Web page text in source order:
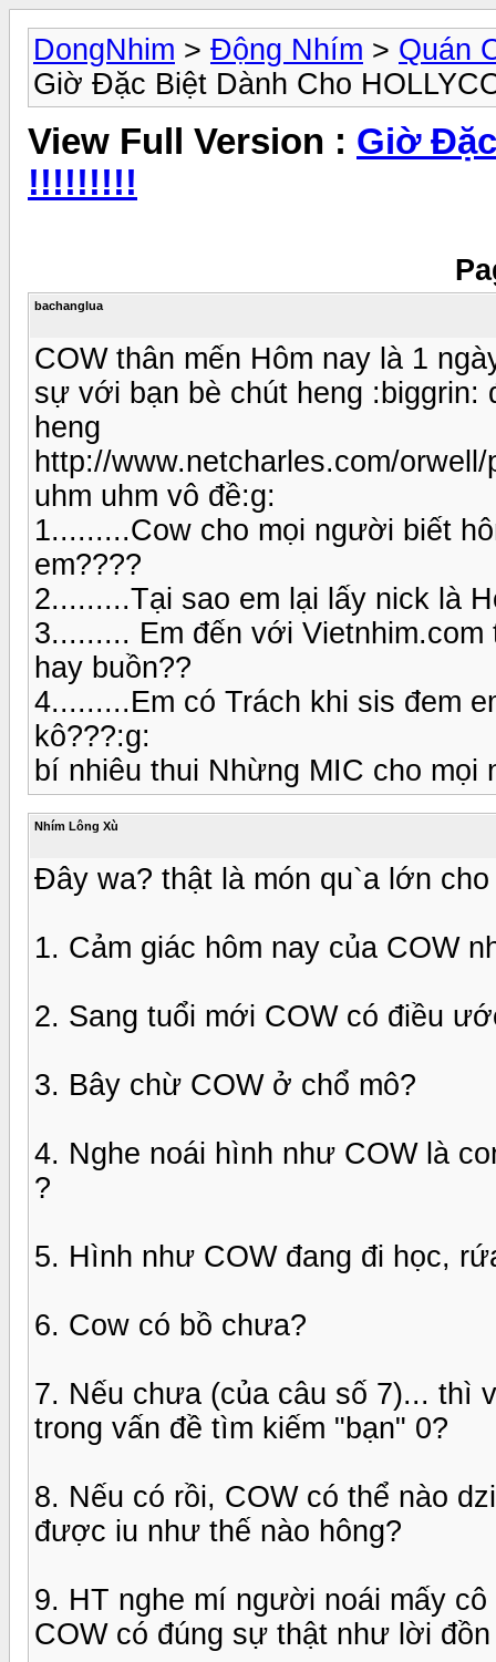
DongNhim > Động Nhím > Quán
Giờ Đặc Biệt Dành Cho
View Full Version : Giờ
!!!!!!!!!
bachanglua
COW thân mến Hôm nay là 1
sự với bạn bè chút heng :biggrin:
heng
http://www.netcharles.com/
uhm uhm vô đề:g:
1.........Cow cho mọi người biết
em????
2.........Tại sao em lại lấy nick là
3......... Em đến với
hay buồn??
4.........Em có Trách khi sis đem
kô???:g:
bí nhiêu thui Nhừng MIC cho
Nhím Lông Xù
Đây wa? thật là món qu`a lớn
1. Cảm giác hôm nay của COW
2. Sang tuổi mới COW có điều
3. Bây chừ COW ở chổ mô?
4. Nghe noái hình như COW là
?
5. Hình như COW đang đi học,
6. Cow có bồ chưa?
7. Nếu chưa (của câu số 7)... thì
trong vấn đề tìm kiếm "bạn" 0?
8. Nếu có rồi, COW có thể nào
được iu như thế nào hông?
9. HT nghe mí người noái mấy
COW có đúng sự thật như lời